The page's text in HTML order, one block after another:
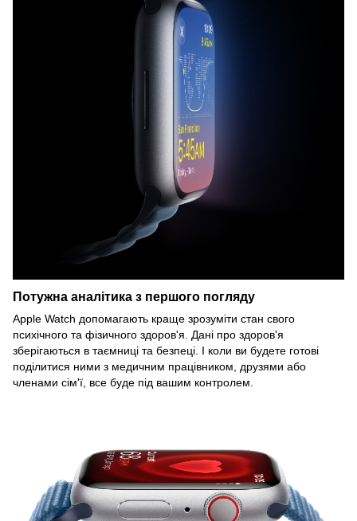
Потужна аналітика з першого погляду
Apple Watch допомагають краще зрозуміти стан свого
психічного та фізичного здоров'я. Дані про здоров'я
зберігаються в таємниці та безпеці. І коли ви будете готові
поділитися ними з медичним працівником, друзями або
членами сім'ї, все буде під вашим контролем.